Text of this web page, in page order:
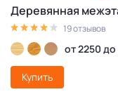
Деревянная
19 отзывов
от 2250
Купить